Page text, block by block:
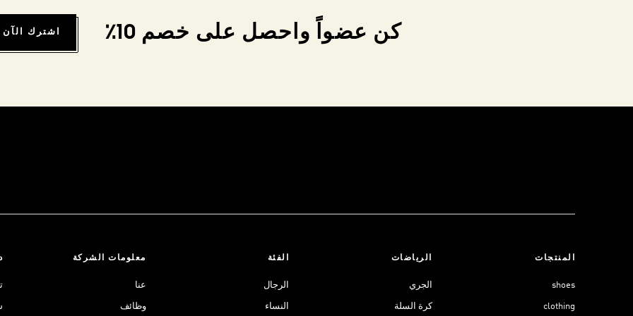
كن عضواً واحصل على خصم 10٪ اشترك الآن
المنتجات
shoes
clothing
الرياضات
الجري
كرة السلة
الفئة
الرجال
النساء
معلومات الشركة
عنا
وظائف